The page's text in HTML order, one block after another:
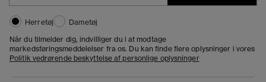
Herretøj
Dametøj
Når du tilmelder dig, indvilliger du i at modtage
markedsføringsmeddelelser fra os. Du kan finde flere oplysninger i vores
Politik vedrørende beskyttelse af personlige oplysninger